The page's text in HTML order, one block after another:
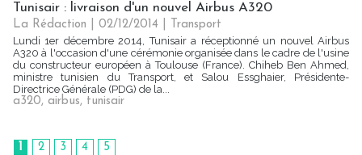
Tunisair : livraison d'un nouvel Airbus A320
La Rédaction | 02/12/2014
Transport
Lundi 1er décembre 2014, Tunisair a réceptionné un nouvel Airbus
A320 à l'occasion d'une cérémonie organisée dans le cadre de l'usine
du constructeur européen à Toulouse (France). Chiheb Ben Ahmed,
ministre tunisien du Transport, et Salou Essghaier, Présidente-
Directrice Générale (PDG) de la...
a320, airbus, tunisair
1 2 3 4 5